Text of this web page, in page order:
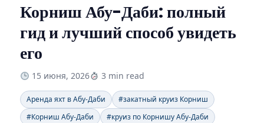
Корниш Абу-Даби: полный
гид и лучший способ увидеть
его
15 июня, 2026 3 min read
Аренда яхт в Абу-Даби
#закатный круиз Корниш
#Корниш Абу-Даби
#круиз по Корнишу Абу-Даби